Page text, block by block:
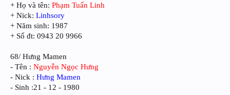
+ Họ và tên: Phạm Tuấn Linh
+ Nick: Linhsory
+ Năm sinh: 1987
+ Số đt: 0943 20 9966
68/ Hưng Mamen
- Tên : Nguyễn Ngọc Hưng
- Nick : Hưng Mamen
- Sinh :21 - 12 - 1980